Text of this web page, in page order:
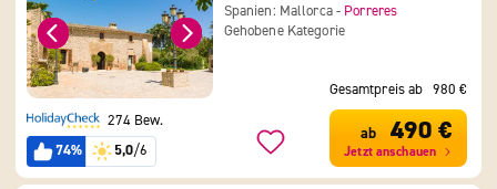
Spanien: Mallorca - Porreres
Gehobene Kategorie
274 Bew.
74%
5,0/6
Gesamtpreis ab 980 €
ab 490 €
Jetzt anschauen